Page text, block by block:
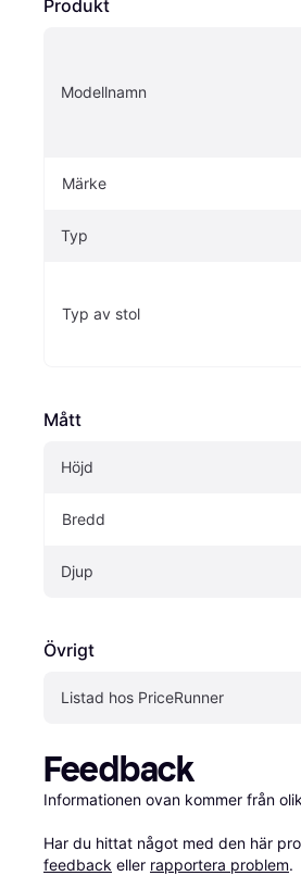
Produkt
Modellnamn
Märke
Typ
Typ av stol
Mått
Höjd
Bredd
Djup
Övrigt
Listad hos PriceRunner
Feedback
Informationen ovan kommer från
Har du hittat något med den här
feedback eller rapportera problem.